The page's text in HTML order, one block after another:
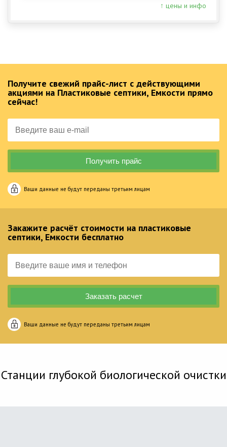
↑ цены и инфо
Получите свежий прайс-лист с действующими
акциями на Пластиковые септики, Емкости прямо
сейчас!
Ваши данные не будут переданы третьим лицам
Закажите расчёт стоимости на пластиковые
септики, Емкости бесплатно
Ваши данные не будут переданы третьим лицам
Станции глубокой биологической очистки